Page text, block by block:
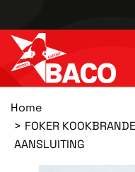
Home
FOKER
AANSLUITING